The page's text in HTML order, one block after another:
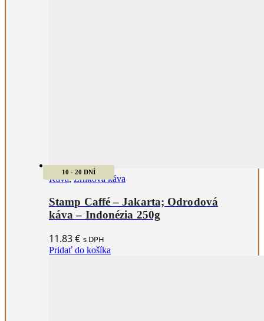
10 - 20 DNÍ
Káva,Zrnková káva
Stamp Caffé – Jakarta; Odrodová
káva – Indonézia 250g
11.83€ s DPH
Pridať do košíka